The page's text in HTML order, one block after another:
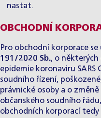
nastat.
OBCHODNÍ
Pro obchodní korporace
191/2020 Sb., o
epidemie koronaviru SARS
soudního řízení,
právnické osoby a o
občanského soudního
obchodních korporací tedy